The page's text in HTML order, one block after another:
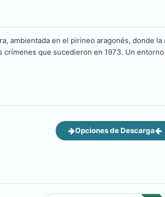
ambientada en el pirineo aragonés, donde
que sucedieron en 1973. Un
Opciones de Descarga